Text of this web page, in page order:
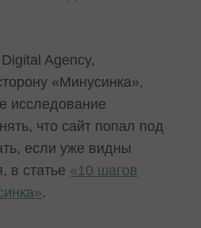
Agency,
«Минусинка»,
исследование
что сайт попал под
если уже видны
в статье «10 шагов
.